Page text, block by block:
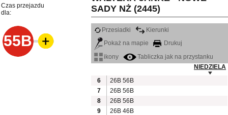
SADY NŻ (2445)
Czas przejazdu
dla:
55B
Przesiadki
Kierunki
Pokaż na mapie
Drukuj
ikony
Tabliczka jak na przystanku
NIEDZIELA
6
26B 56B
7
26B 56B
8
26B 56B
9
26B 46B